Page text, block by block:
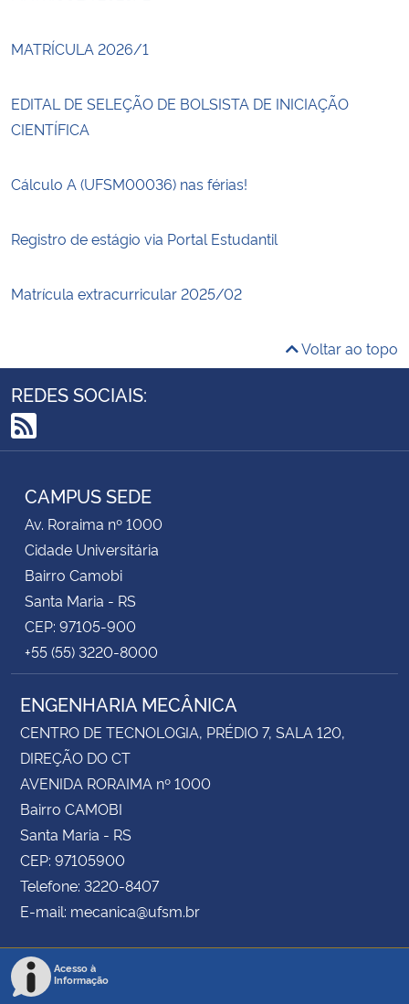
MATRÍCULA 2026/1
EDITAL DE SELEÇÃO DE BOLSISTA DE INICIAÇÃO
CIENTÍFICA
Cálculo A (UFSM00036) nas férias!
Registro de estágio via Portal Estudantil
Matrícula extracurricular 2025/02
Voltar ao topo
REDES SOCIAIS:
RSS
CAMPUS SEDE
Av. Roraima nº 1000
Cidade Universitária
Bairro Camobi
Santa Maria - RS
CEP: 97105-900
+55 (55) 3220-8000
ENGENHARIA MECÂNICA
CENTRO DE TECNOLOGIA, PRÉDIO 7, SALA 120,
DIREÇÃO DO CT
AVENIDA RORAIMA nº 1000
Bairro CAMOBI
Santa Maria - RS
CEP: 97105900
Telefone: 3220-8407
E-mail: mecanica@ufsm.br
Acesso à
Informação